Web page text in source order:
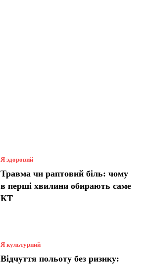
Я здоровий
Травма чи раптовий біль: чому
в перші хвилини обирають саме
КТ
Я культурний
Відчуття польоту без ризику: